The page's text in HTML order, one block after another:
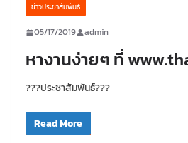
ข่าวประชาสัมพันธ์
05/17/2019 admin
หางานง่ายๆ ที่
???ประชาสัมพันธ์???
Read More